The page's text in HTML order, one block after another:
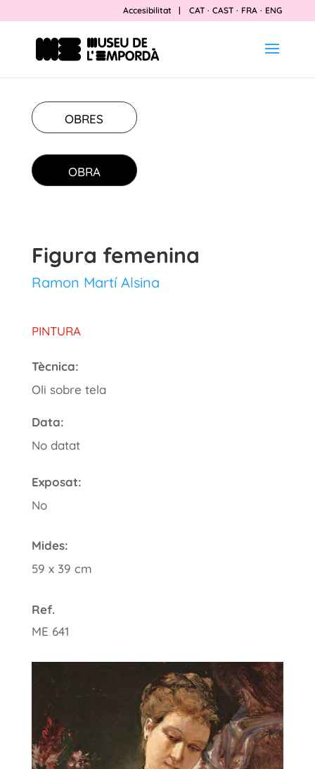
Accesibilitat | CAT · CAST · FRA · ENG
OBRES
OBRA
Figura femenina
Ramon Martí Alsina
PINTURA
Tècnica:
Oli sobre tela
Data:
No datat
Exposat:
No
Mides:
59 x 39 cm
Ref.
ME 641